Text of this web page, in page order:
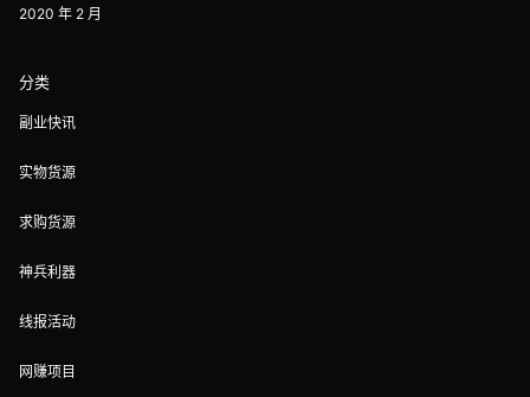
2020 年 2 月
分类
副业快讯
实物货源
求购货源
神兵利器
线报活动
网赚项目